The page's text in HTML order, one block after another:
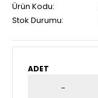
Ürün Kodu:
Stok Durumu:
ADET